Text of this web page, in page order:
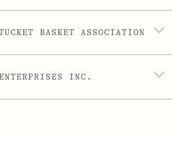
BASKET ASSOCIATION
INC.